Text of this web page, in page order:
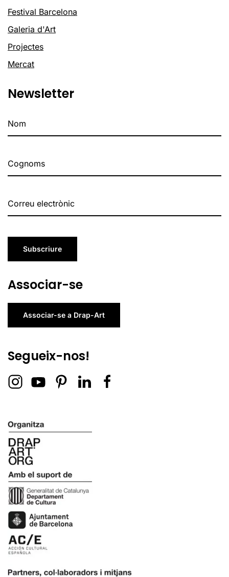
Festival Barcelona
Galeria d'Art
Projectes
Mercat
Newsletter
Subscriure
Associar-se
Associar-se a Drap-Art
Segueix-nos!